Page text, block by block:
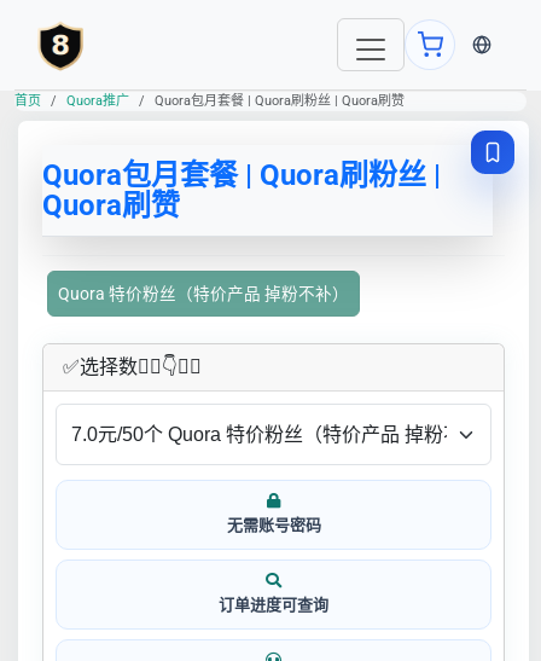
当前语
首页 Quora推广 Quora包月套餐 | Quora刷粉丝 | Quora刷赞
Quora包月套餐 | Quora刷粉丝 |
Quora刷赞
Quora 特价粉丝（特价产品 掉粉不补）
✅​选择数👇🏻​​👇👇🏻​​
无需账号密码
订单进度可查询